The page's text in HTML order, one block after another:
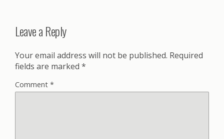
Leave a Reply
Your email address will not be published. Required
fields are marked *
Comment *